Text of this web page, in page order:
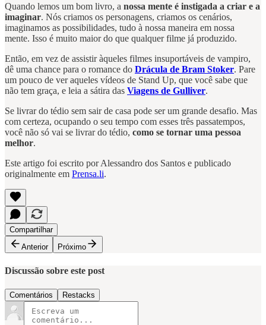
Quando lemos um bom livro, a nossa mente é instigada a criar e a
imaginar. Nós criamos os personagens, criamos os cenários,
imaginamos as possibilidades, tudo à nossa maneira em nossa
mente. Isso é muito maior do que qualquer filme já produzido.
Então, em vez de assistir àqueles filmes insuportáveis de vampiro,
dê uma chance para o romance do Drácula de Bram Stoker. Pare
um pouco de ver aqueles vídeos de Stand Up, que você sabe que
não tem graça, e leia a sátira das Viagens de Gulliver.
Se livrar do tédio sem sair de casa pode ser um grande desafio. Mas
com certeza, ocupando o seu tempo com esses três passatempos,
você não só vai se livrar do tédio, como se tornar uma pessoa
melhor.
Este artigo foi escrito por Alessandro dos Santos e publicado
originalmente em Prensa.li.
Compartilhar
Anterior
Próximo
Discussão sobre este post
Comentários Restacks